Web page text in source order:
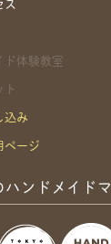
ス
ド体験教室
ト
込み
ページ
ハンドメイド